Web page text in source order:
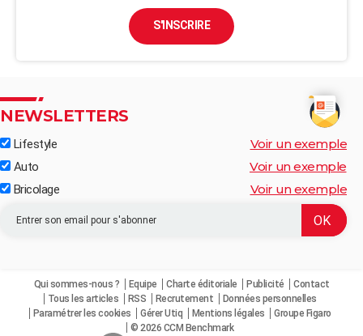
S'INSCRIRE
NEWSLETTERS
Lifestyle Voir un exemple
Auto Voir un exemple
Bricolage Voir un exemple
Qui sommes-nous ? Equipe Charte éditoriale Publicité
Contact
Tous les articles
RSS Recrutement
Données personnelles
Paramétrer les cookies
Gérer Utiq Mentions légales
Groupe Figaro
© 2026 CCM Benchmark